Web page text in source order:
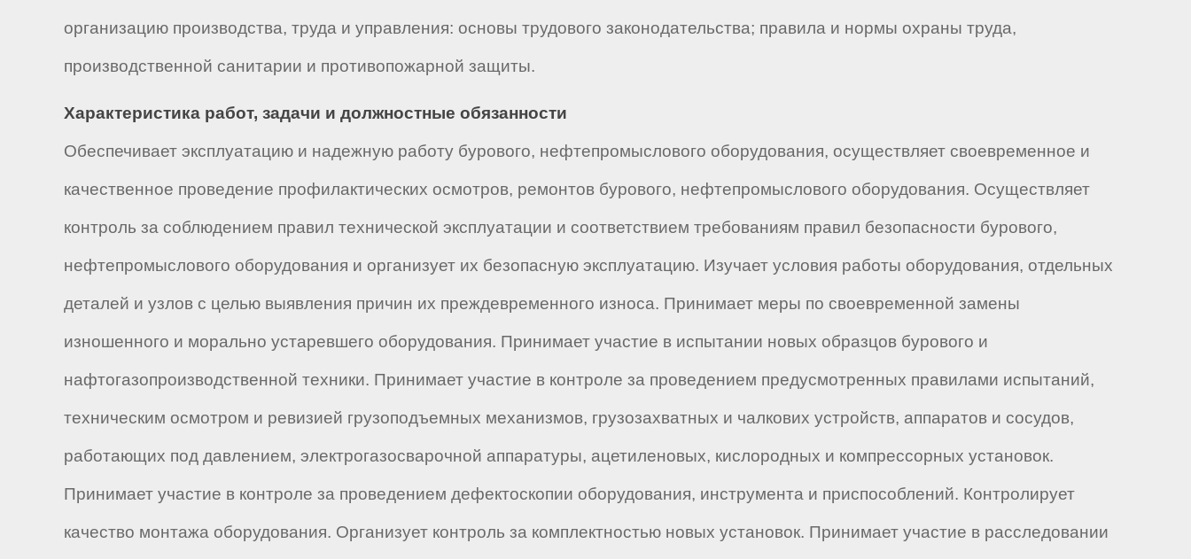
организацию производства, труда и управления: основы трудового законодательства; правила и нормы охраны труда,
производственной санитарии и противопожарной защиты.
Характеристика работ, задачи и должностные обязанности
Обеспечивает эксплуатацию и надежную работу бурового, нефтепромыслового оборудования, осуществляет своевременное и
качественное проведение профилактических осмотров, ремонтов бурового, нефтепромыслового оборудования. Осуществляет
контроль за соблюдением правил технической эксплуатации и соответствием требованиям правил безопасности бурового,
нефтепромыслового оборудования и организует их безопасную эксплуатацию. Изучает условия работы оборудования, отдельных
деталей и узлов с целью выявления причин их преждевременного износа. Принимает меры по своевременной замены
изношенного и морально устаревшего оборудования. Принимает участие в испытании новых образцов бурового и
нафтогазопроизводственной техники. Принимает участие в контроле за проведением предусмотренных правилами испытаний,
техническим осмотром и ревизией грузоподъемных механизмов, грузозахватных и чалкових устройств, аппаратов и сосудов,
работающих под давлением, электрогазосварочной аппаратуры, ацетиленовых, кислородных и компрессорных установок.
Принимает участие в контроле за проведением дефектоскопии оборудования, инструмента и приспособлений. Контролирует
качество монтажа оборудования. Организует контроль за комплектностью новых установок. Принимает участие в расследовании